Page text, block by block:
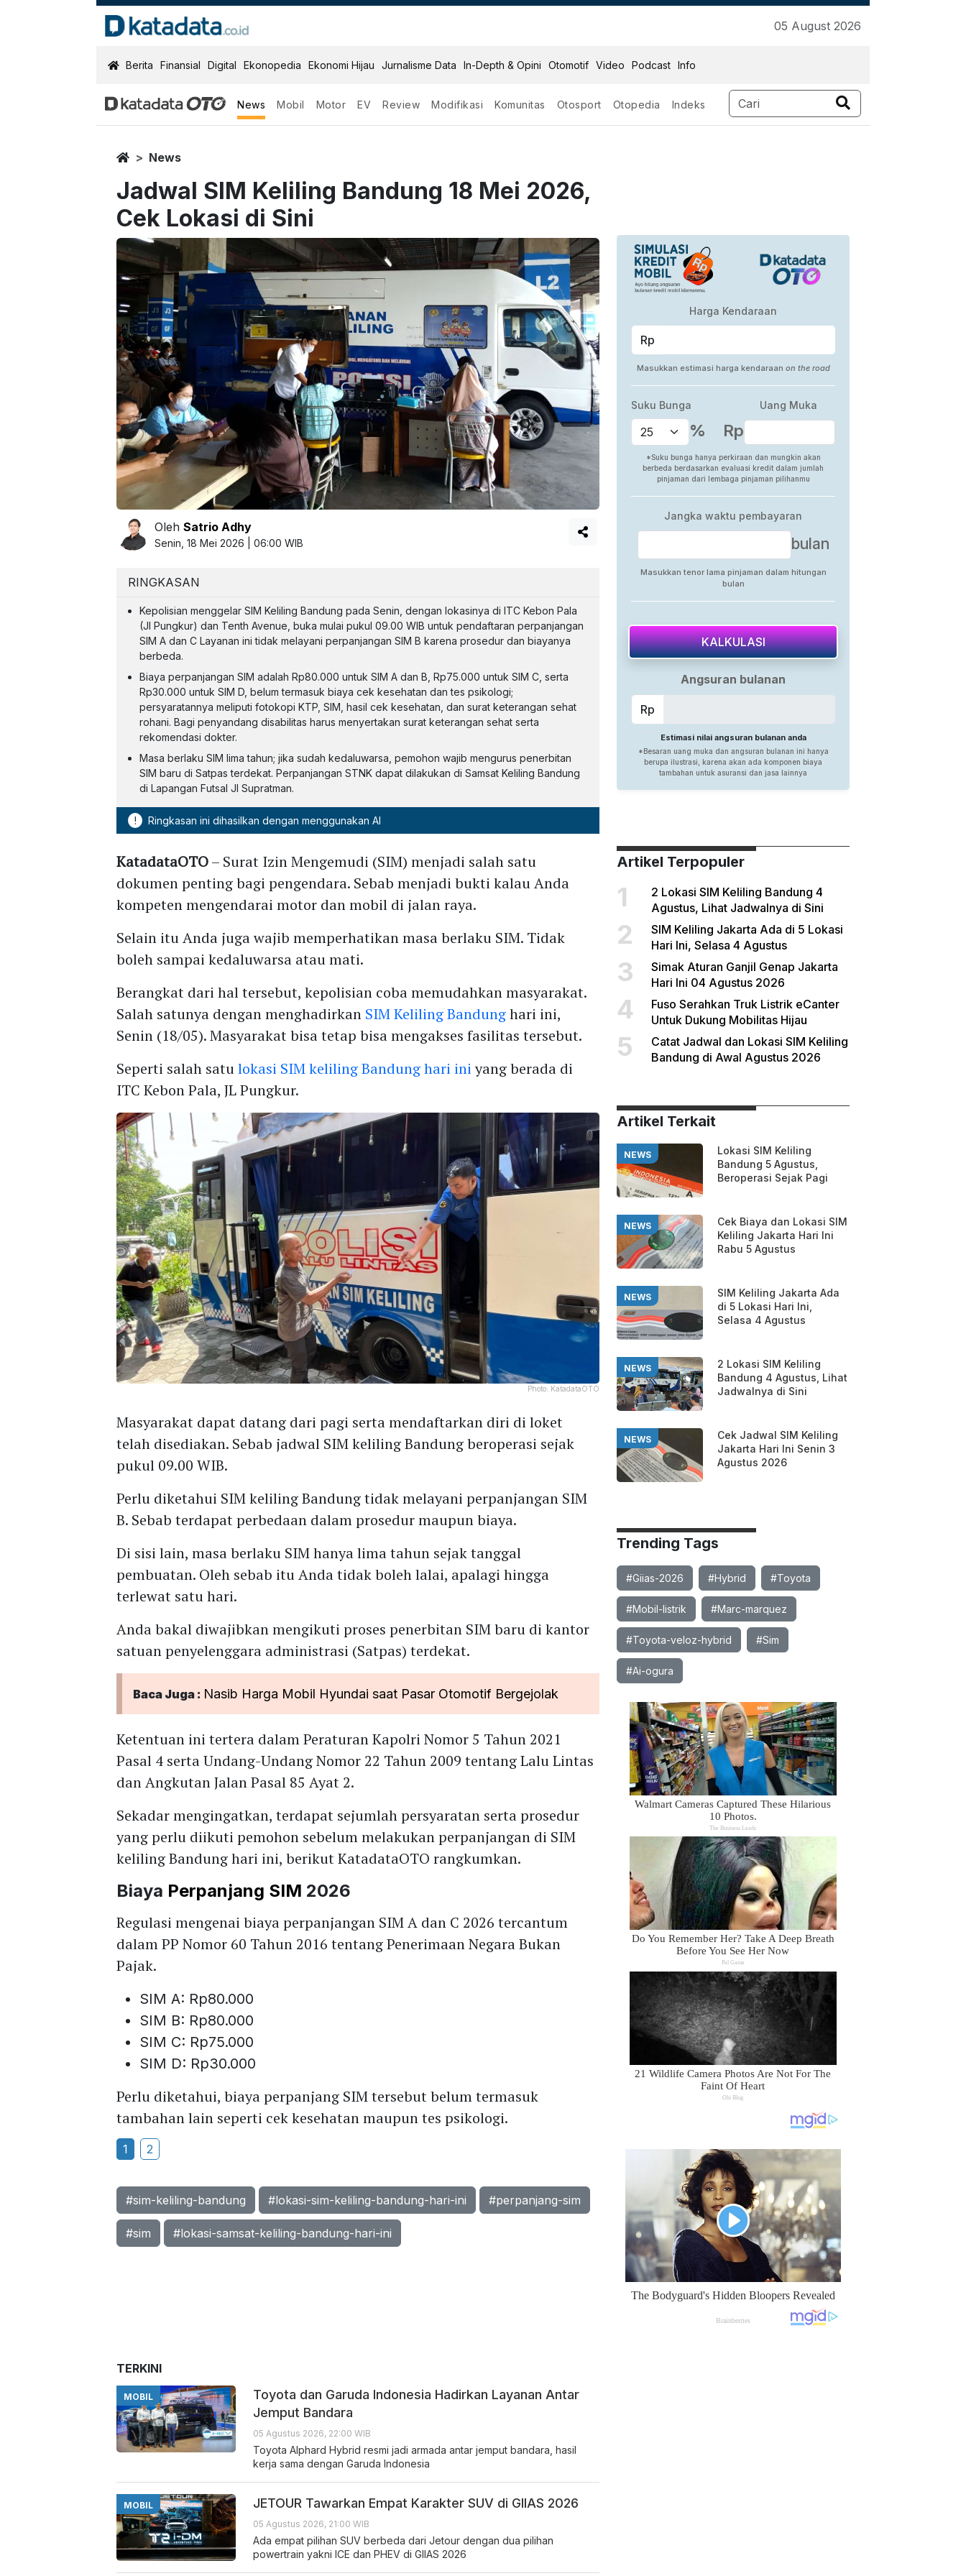
05 August 2026
KatadataOTO
Berita Finansial Digital Ekonopedia Ekonomi Hijau Jurnalisme Data In-Depth & Opini Otomotif Video Podcast Info
News Mobil Motor EV Review Modifikasi Komunitas Otosport Otopedia Indeks
HomeNews
Jadwal SIM Keliling Bandung 18 Mei 2026,
Cek Lokasi di Sini
OlehSatrio Adhy
Senin, 18 Mei 2026 | 06:00 WIB
RINGKASAN
Kepolisian menggelar SIM Keliling Bandung pada Senin, dengan lokasinya di ITC Kebon Pala
(Jl Pungkur) dan Tenth Avenue, buka mulai pukul 09.00 WIB untuk pendaftaran perpanjangan
SIM A dan C Layanan ini tidak melayani perpanjangan SIM B karena prosedur dan biayanya
berbeda.
Biaya perpanjangan SIM adalah Rp80.000 untuk SIM A dan B, Rp75.000 untuk SIM C, serta
Rp30.000 untuk SIM D, belum termasuk biaya cek kesehatan dan tes psikologi;
persyaratannya meliputi fotokopi KTP, SIM, hasil cek kesehatan, dan surat keterangan sehat
rohani. Bagi penyandang disabilitas harus menyertakan surat keterangan sehat serta
rekomendasi dokter.
Masa berlaku SIM lima tahun; jika sudah kedaluwarsa, pemohon wajib mengurus penerbitan
SIM baru di Satpas terdekat. Perpanjangan STNK dapat dilakukan di Samsat Keliling Bandung
di Lapangan Futsal Jl Supratman.
! Ringkasan ini dihasilkan dengan menggunakan AI
KatadataOTO– Surat Izin Mengemudi (SIM) menjadi salah satu
dokumen penting bagi pengendara. Sebab menjadi bukti kalau Anda
kompeten mengendarai motor dan mobil di jalan raya.
Selain itu Anda juga wajib memperhatikan masa berlaku SIM. Tidak
boleh sampai kedaluwarsa atau mati.
Berangkat dari hal tersebut, kepolisian coba memudahkan masyarakat.
Salah satunya dengan menghadirkan SIM Keliling Bandunghari ini,
Senin (18/05). Masyarakat bisa tetap bisa mengakses fasilitas tersebut.
Seperti salah satulokasi SIM keliling Bandung hari iniyang berada di
ITC Kebon Pala, JL Pungkur.
Photo: KatadataOTO
Masyarakat dapat datang dari pagi serta mendaftarkan diri di loket
telah disediakan. Sebab jadwal SIM keliling Bandung beroperasi sejak
pukul 09.00 WIB.
Perlu diketahui SIM keliling Bandung tidak melayani perpanjangan SIM
B. Sebab terdapat perbedaan dalam prosedur maupun biaya.
Di sisi lain, masa berlaku SIM hanya lima tahun sejak tanggal
pembuatan. Oleh sebab itu Anda tidak boleh lalai, apalagi hingga
terlewat satu hari.
Anda bakal diwajibkan mengikuti proses penerbitan SIM baru di kantor
satuan penyelenggara administrasi (Satpas) terdekat.
Baca Juga : Nasib Harga Mobil Hyundai saat Pasar Otomotif Bergejolak
Ketentuan ini tertera dalam Peraturan Kapolri Nomor 5 Tahun 2021
Pasal 4 serta Undang-Undang Nomor 22 Tahun 2009 tentang Lalu Lintas
dan Angkutan Jalan Pasal 85 Ayat 2.
Sekadar mengingatkan, terdapat sejumlah persyaratan serta prosedur
yang perlu diikuti pemohon sebelum melakukan perpanjangan di SIM
keliling Bandung hari ini, berikut KatadataOTO rangkumkan.
Biaya Perpanjang SIM 2026
Regulasi mengenai biaya perpanjangan SIM A dan C 2026 tercantum
dalam PP Nomor 60 Tahun 2016 tentang Penerimaan Negara Bukan
Pajak.
SIM A: Rp80.000
SIM B: Rp80.000
SIM C: Rp75.000
SIM D: Rp30.000
Perlu diketahui, biaya perpanjang SIM tersebut belum termasuk
tambahan lain seperti cek kesehatan maupun tes psikologi.
1 2
#sim-keliling-bandung #lokasi-sim-keliling-bandung-hari-ini #perpanjang-sim
#sim #lokasi-samsat-keliling-bandung-hari-ini
Artikel Terpopuler
1
2 Lokasi SIM Keliling Bandung 4
Agustus, Lihat Jadwalnya di Sini
2
SIM Keliling Jakarta Ada di 5 Lokasi
Hari Ini, Selasa 4 Agustus
3
Simak Aturan Ganjil Genap Jakarta
Hari Ini 04 Agustus 2026
4
Fuso Serahkan Truk Listrik eCanter
Untuk Dukung Mobilitas Hijau
5
Catat Jadwal dan Lokasi SIM Keliling
Bandung di Awal Agustus 2026
Artikel Terkait
NEWS
Lokasi SIM Keliling
Bandung 5 Agustus,
Beroperasi Sejak Pagi
NEWS
Cek Biaya dan Lokasi SIM
Keliling Jakarta Hari Ini
Rabu 5 Agustus
NEWS
SIM Keliling Jakarta Ada
di 5 Lokasi Hari Ini,
Selasa 4 Agustus
NEWS
2 Lokasi SIM Keliling
Bandung 4 Agustus, Lihat
Jadwalnya di Sini
NEWS
Cek Jadwal SIM Keliling
Jakarta Hari Ini Senin 3
Agustus 2026
Trending Tags
#Giias-2026 #Hybrid #Toyota
#Mobil-listrik #Marc-marquez
#Toyota-veloz-hybrid #Sim
#Ai-ogura
TERKINI
MOBIL
Toyota dan Garuda Indonesia Hadirkan Layanan Antar
Jemput Bandara
05 Agustus 2026, 22:00 WIB
Toyota Alphard Hybrid resmi jadi armada antar jemput bandara, hasil
kerja sama dengan Garuda Indonesia
MOBIL JETOUR Tawarkan Empat Karakter SUV di GIIAS 2026
05 Agustus 2026, 21:00 WIB
Ada empat pilihan SUV berbeda dari Jetour dengan dua pilihan
powertrain yakni ICE dan PHEV di GIIAS 2026